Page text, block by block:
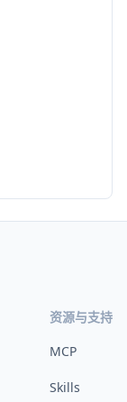
资源与支持
MCP
Skills